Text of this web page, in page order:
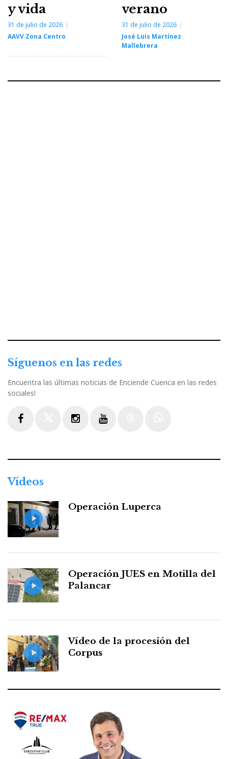
y vida
31 de julio de 2026
AAVV Zona Centro
verano
31 de julio de 2026
José Luis Martínez
Mallebrera
Síguenos en las redes
Encuentra las últimas noticias de Enciende Cuenca en las redes
sociales!
Vídeos
Operación Luperca
Operación JUES en Motilla del
Palancar
Vídeo de la procesión del
Corpus